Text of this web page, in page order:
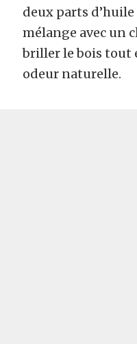
deux parts d’huile
mélange avec un
briller le bois tout
odeur naturelle.